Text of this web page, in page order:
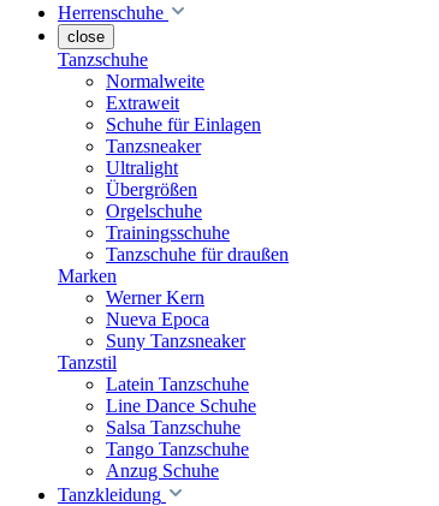
Herrenschuhe
close
Tanzschuhe
Normalweite
Extraweit
Schuhe für Einlagen
Tanzsneaker
Ultralight
Übergrößen
Orgelschuhe
Trainingsschuhe
Tanzschuhe für draußen
Marken
Werner Kern
Nueva Epoca
Suny Tanzsneaker
Tanzstil
Latein Tanzschuhe
Line Dance Schuhe
Salsa Tanzschuhe
Tango Tanzschuhe
Anzug Schuhe
Tanzkleidung